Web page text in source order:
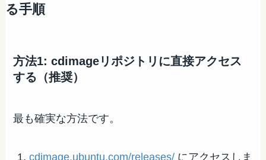
る手順
方法1: cdimageリポジトリに直接アクセス
する（推奨）
最も確実な方法です。
cdimage.ubuntu.com/releases/ にアクセスしま